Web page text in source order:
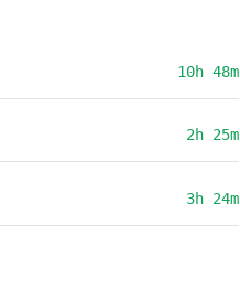
10h 48m
2h 25m
3h 24m